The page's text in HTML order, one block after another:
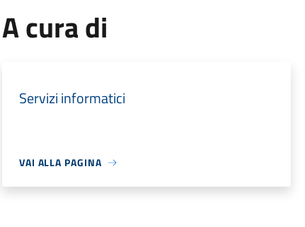
A cura di
Servizi informatici
VAI ALLA PAGINA